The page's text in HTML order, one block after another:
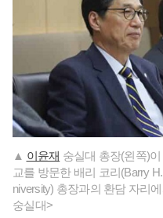
▲ 이윤재 숭실대 총장(왼쪽)
교를 방문한 배리 코리(Barry
niversity) 총장과의 환담 자리
숭실대>